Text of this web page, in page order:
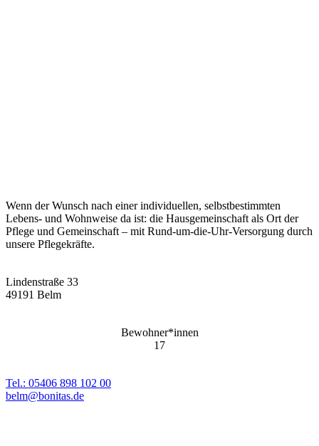
Wenn der Wunsch nach einer individuellen, selbstbestimmten
Lebens- und Wohnweise da ist: die Hausgemeinschaft als Ort der
Pflege und Gemeinschaft – mit Rund-um-die-Uhr-Versorgung durch
unsere Pflegekräfte.
Lindenstraße 33
49191 Belm
Bewohner*innen
17
Tel.: 05406 898 102 00
belm@bonitas.de